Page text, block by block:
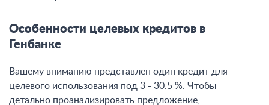
Особенности целевых кредитов в
Генбанке
Вашему вниманию представлен один кредит для
целевого использования под 3 - 30.5 %. Чтобы
детально проанализировать предложение,